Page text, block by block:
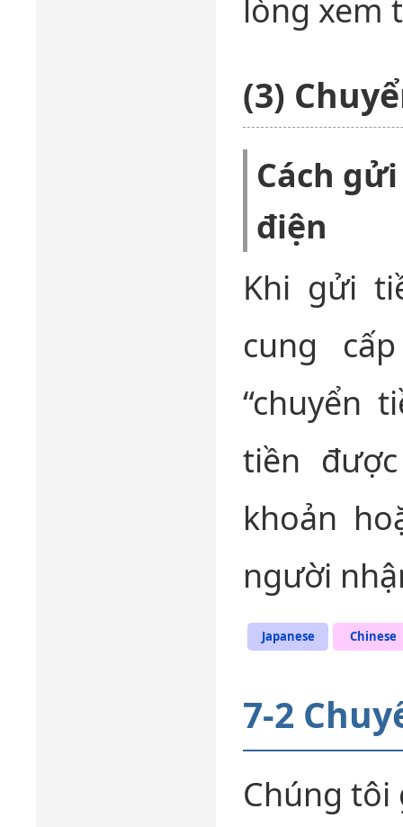
lòng xem
(3)
Cách
điện
Khi gửi
cung
“chuyển
tiền
khoản
người
Japanese Chinese
7-2
Chúng tôi